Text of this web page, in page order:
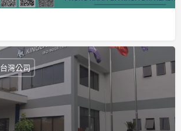
台灣公司